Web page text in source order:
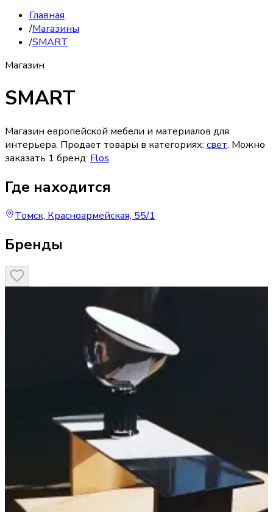
Главная
/Магазины
/SMART
Магазин
SMART
Магазин европейской мебели и материалов для
интерьера. Продает товары в категориях: свет. Можно
заказать 1 бренд: Flos.
Где находится
Томск, Красноармейская, 55/1
Бренды